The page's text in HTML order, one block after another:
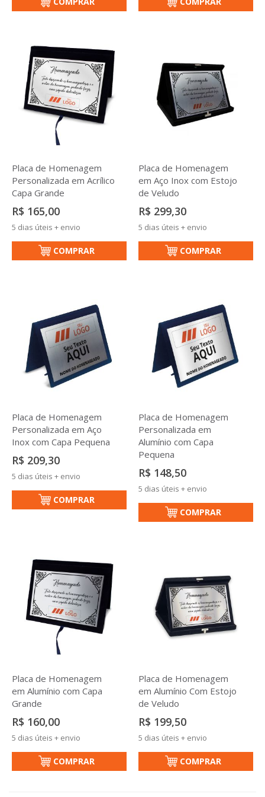
Placa de Homenagem
Personalizada em Acrílico
Capa Grande
R$ 165,00
5 dias úteis + envio
COMPRAR
Placa de Homenagem
em Aço Inox com Estojo
de Veludo
R$ 299,30
5 dias úteis + envio
COMPRAR
Placa de Homenagem
Personalizada em Aço
Inox com Capa Pequena
R$ 209,30
5 dias úteis + envio
COMPRAR
Placa de Homenagem
Personalizada em
Alumínio com Capa
Pequena
R$ 148,50
5 dias úteis + envio
COMPRAR
Placa de Homenagem
em Alumínio com Capa
Grande
R$ 160,00
5 dias úteis + envio
COMPRAR
Placa de Homenagem
em Alumínio Com Estojo
de Veludo
R$ 199,50
5 dias úteis + envio
COMPRAR